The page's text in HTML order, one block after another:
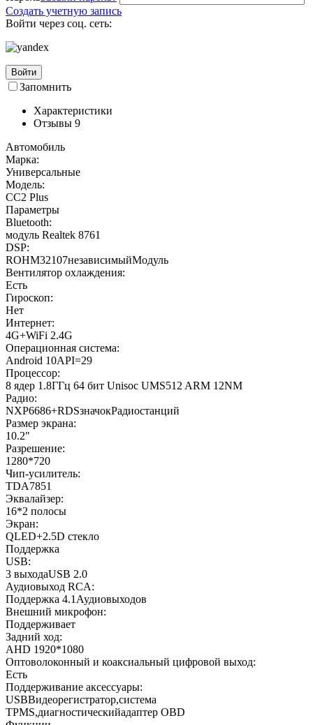
Создать учетную запись
Войти через соц. сеть:
Войти
Запомнить
Характеристики
Отзывы 9
Автомобиль
Марка:
Универсальные
Модель:
CC2 Plus
Параметры
Bluetooth:
модуль Realtek 8761
DSP:
ROHM32107независимыйМодуль
Вентилятор охлаждения:
Есть
Гироскоп:
Нет
Интернет:
4G+WiFi 2.4G
Операционная система:
Android 10API=29
Процессор:
8 ядер 1.8ГГц 64 бит Unisoc UMS512 ARM 12NM
Радио:
NXP6686+RDSзначокРадиостанций
Размер экрана:
10.2"
Разрешение:
1280*720
Чип-усилитель:
TDA7851
Эквалайзер:
16*2 полосы
Экран:
QLED+2.5D стекло
Поддержка
USB:
3 выходаUSB 2.0
Аудиовыход RCA:
Поддержка 4.1Аудиовыходов
Внешний микрофон:
Поддерживает
Задний ход:
AHD 1920*1080
Оптоволоконный и коаксиальный цифровой выход:
Есть
Поддерживание аксессуары:
USBВидеорегистратор,система
TPMS,диагностическийадаптер OBD